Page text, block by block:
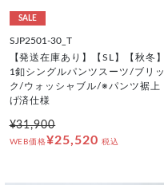
SALE
SJP2501-30_T
【発送在庫あり】【SL】【秋冬】
1釦シングルパンツスーツ/ブリッ
ク/ウォッシャブル/※パンツ裾上
げ済仕様
¥31,900
WEB価格¥25,520 税込